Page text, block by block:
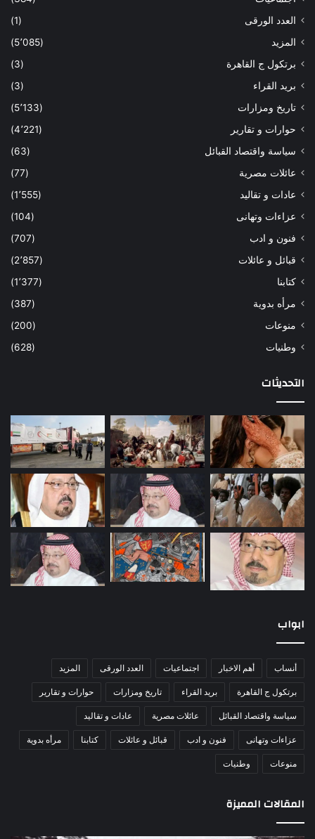
العدد الورقى
(1)
المزيد
(5٬085)
برتكول ج القاهرة
(3)
بريد القراء
(3)
تاريخ ومزارات
(5٬133)
حوارات و تقارير
(4٬221)
سياسة واقتصاد القبائل
(63)
عائلات مصرية
(77)
عادات و تقاليد
(1٬555)
عزاءات وتهانى
(104)
فنون و ادب
(707)
قبائل و عائلات
(2٬857)
كتابنا
(1٬377)
مرأه بدوية
(387)
منوعات
(200)
وطنيات
(628)
التحديثات
ابواب
أنساب أهم الاخبار اجتماعيات العدد الورقى المزيد
برتكول ج القاهرة بريد القراء تاريخ ومزارات حوارات و تقارير
سياسة واقتصاد القبائل عائلات مصرية عادات و تقاليد
عزاءات وتهانى فنون و ادب قبائل و عائلات كتابنا مرأه بدوية
منوعات وطنيات
المقالات المميزة